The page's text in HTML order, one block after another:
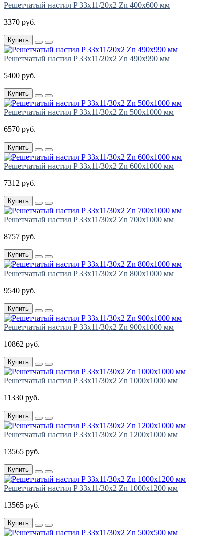
Решетчатый настил P 33х11/20х2 Zn 400х600 мм
3370 руб.
Купить
Решетчатый настил P 33х11/20х2 Zn 490х990 мм
5400 руб.
Купить
Решетчатый настил P 33х11/30х2 Zn 500х1000 мм
6570 руб.
Купить
Решетчатый настил P 33х11/30х2 Zn 600х1000 мм
7312 руб.
Купить
Решетчатый настил P 33х11/30х2 Zn 700х1000 мм
8757 руб.
Купить
Решетчатый настил P 33х11/30х2 Zn 800х1000 мм
9540 руб.
Купить
Решетчатый настил P 33х11/30х2 Zn 900х1000 мм
10862 руб.
Купить
Решетчатый настил P 33х11/30х2 Zn 1000х1000 мм
11330 руб.
Купить
Решетчатый настил P 33х11/30х2 Zn 1200х1000 мм
13565 руб.
Купить
Решетчатый настил P 33х11/30х2 Zn 1000х1200 мм
13565 руб.
Купить